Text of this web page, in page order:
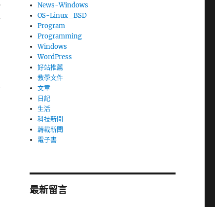
News-Windows
OS-Linux_BSD
Program
Programming
Windows
WordPress
好站推薦
教學文件
文章
日記
生活
科技新聞
轉載新聞
電子書
最新留言